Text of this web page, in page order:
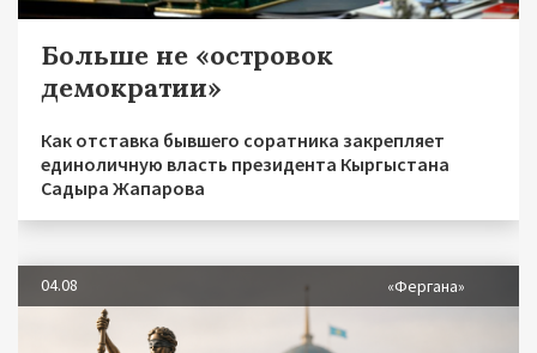
Больше не «островок
демократии»
Как отставка бывшего соратника закрепляет
единоличную власть президента Кыргыстана
Садыра Жапарова
04.08 «Фергана»